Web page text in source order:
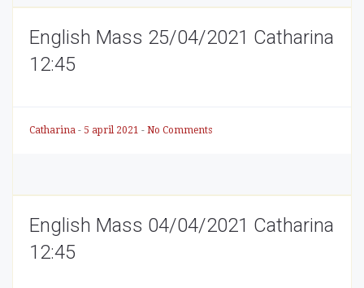
English Mass 25/04/2021 Catharina
12:45
Catharina - 5 april 2021 - No Comments
English Mass 04/04/2021 Catharina
12:45